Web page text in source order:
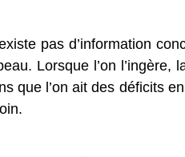
pas d’information
Lorsque l’on
que l’on ait des déficits